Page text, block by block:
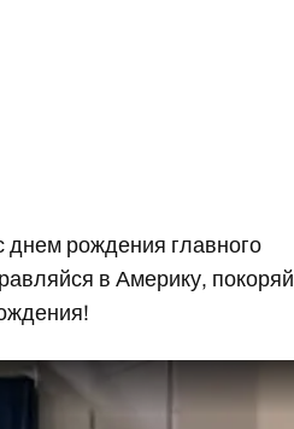
рождения главного
в Америку, покоряй